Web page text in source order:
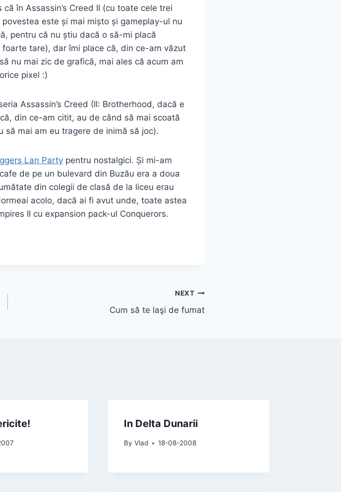
în Assassin’s Creed II (cu toate cele trei
este și mai mișto și gameplay-ul nu
pentru că nu știu dacă o să-mi placă
tare), dar îmi place că, din ce-am văzut
nu mai zic de grafică, mai ales că acum am
pixel :)
Assassin’s Creed (II: Brotherhood, dacă e
din ce-am citit, au de când să mai scoată
să mai am eu tragere de inimă să joc).
Lan Party pentru nostalgici. Și mi-am
de pe un bulevard din Buzău era a doua
din colegii de clasă de la liceu erau
acolo, dacă ai fi avut unde, toate astea
II cu expansion pack-ul Conquerors.
NEXT
Cum să te laşi de fumat
In Delta Dunarii
By Vlad 18-08-2008